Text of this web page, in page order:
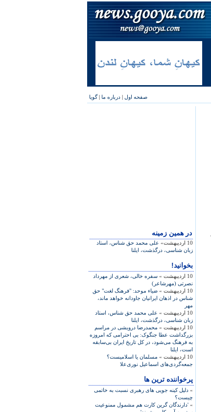
صفحه اول | درباره ما |گویا
در همين زمينه
10 اردیبهشت»
علی محمد حق شناس، استاد
زبان شناسی، درگذشت، ايلنا
بخوانید!
10 اردیبهشت »
سفره خالی، شعری از مهرداد
نصرتی (مهرشاعر)
10 اردیبهشت »
ضياء موحد: "فرهنگ لغت" حق
شناس در اذهان ايرانيان جاودانه خواهد ماند،
مهر
10 اردیبهشت »
علی محمد حق شناس، استاد
زبان شناسی، درگذشت، ايلنا
10 اردیبهشت »
محمدرضا درويشی در مراسم
بزرگداشت عطا جنگوک: بی احترامی که امروزه
به فرهنگ می‌شود، در کل تاريخ ايران بی‌سابقه
است، ايلنا
10 اردیبهشت »
مسلمان يا اسلاميست؟
جمعه‌گردی‌های اسماعيل نوری‌علا
پرخواننده ترین ها
» دلیل کینه جویی های رهبری نسبت به خاتمی
چیست؟
» 'دارندگان گرین کارت هم مشمول ممنوعیت